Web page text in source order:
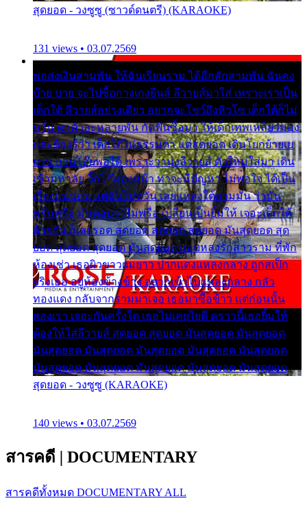
สุดยอด - วงซูซู (ซาวด์ดนตรี) (KARAOKE)
131 views • 03.07.2569
พ่อส่งเงินสามพัน ให้ฉันเรียนราม ได้อีกสักสามพัน ฉันคง
บ๊าย บาย จะไปซื้อกางเกงยีนส์ ลีวายส์มาใส่ เพราะเราเป็น
เด็กใต้ ลีวายส์อย่างเดียว อยากจะโชว์ถึงหิวโซ เด็กใต้ก็ไม่
หวั่น ตกตัวละหลายพัน กัดฟันซื้อมา ให้เด็กเทพเหลียวมอง
และต้องรู้ว่า เด็กใต้ไม่ธรรมดา แต่สุดยอด เดินโยกย้ายเย
ยวน กวนโอ๊ยพอได้ เพราะว่านุ่งลีวายส์ ตัวใหม่ใส่มา เดิน
เข้ามหาลัย จิ๊กโก๊มองหน้า ท่าจะมีปัญหา ไม่พอใจ ได้เป็น
เรื่องแน่นอน แต่ฉันไม่หวั่น เลยแหลงใต้ถามมัน ว่ามัน
พรั่นพรือ มันตอบว่าไม่พรื่อ เปลี่ยนเป็นยิ้มให้ เจอะเด็กใต้
ด้วยกัน ก็เลยรอด สุดยอด สุดยอด สุดยอด มันสุดยอด สุด
ยอด สุดยอด สุดยอด มันสุดยอด แอบหลงรักสาวราม ที่พัก
ห้องเช่า เธอผิวขาวผมยาว ปากแดงแหลงกลาง ถูกสเป็ก
จริงเธอ อยู่ห้องข้างข้าง อยากเข้าไปแหลงกลาง กลัว
ทองแดง กลับจากรามมาเจอ เธอมาซื้อข้าว แต่ก่อนนั้น
สองเรา เจอะกันครั้งใด เธอไม่เคยไยดี คราวนี้เธอยิ้มให้
ต้องให้ใส่ลีวายส์ สุดยอด สุดยอด มันสุดยอด มันสุดยอด
มันสุดยอด มันสุดยอด มันสุดยอด มันสุดยอด มันสุดยอด
มันสุดยอด มันสุดยอด มันสุดยอด มันสุดยอด มันสุดยอด
สุดยอด - วงซูซู (KARAOKE)
140 views • 03.07.2569
สารคดี | DOCUMENTARY
สารคดีทั้งหมด DOCUMENTARY ALL